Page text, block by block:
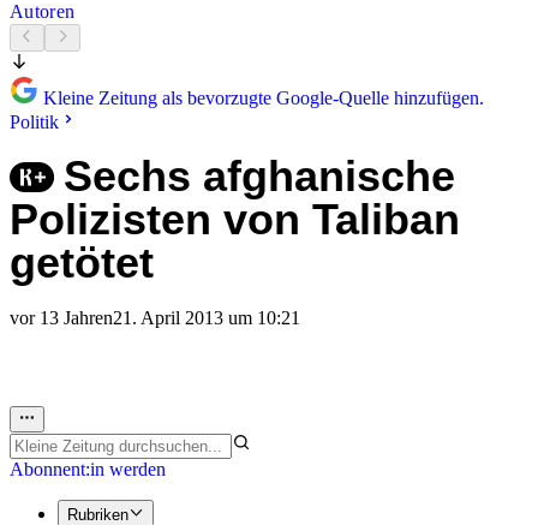
Autoren
Kleine Zeitung als bevorzugte Google-Quelle hinzufügen.
Politik
Sechs afghanische
Polizisten von Taliban
getötet
vor 13 Jahren21. April 2013 um 10:21
Abonnent:in werden
Rubriken